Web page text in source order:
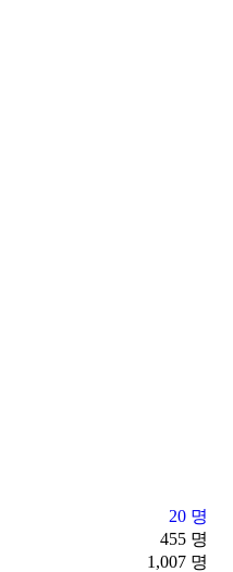
20 명
455 명
1,007 명